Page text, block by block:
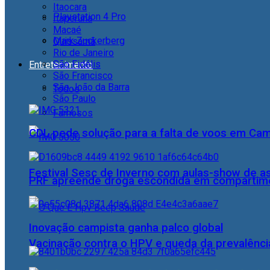
Playstation 4 Pro
Mark Zuckerberg
Entretenimento
Todos
Famosos
Festival Sesc de Inverno com aulas-show de
Vacinação contra o HPV e queda da
Itaocara
Itaperuna
Macaé
Quissamã
Rio de Janeiro
São Fidélis
São Francisco
São João da Barra
São Paulo
CDL pede solução para a falta de voos em
PRF apreende droga escondida em
Inovação campista ganha palco global